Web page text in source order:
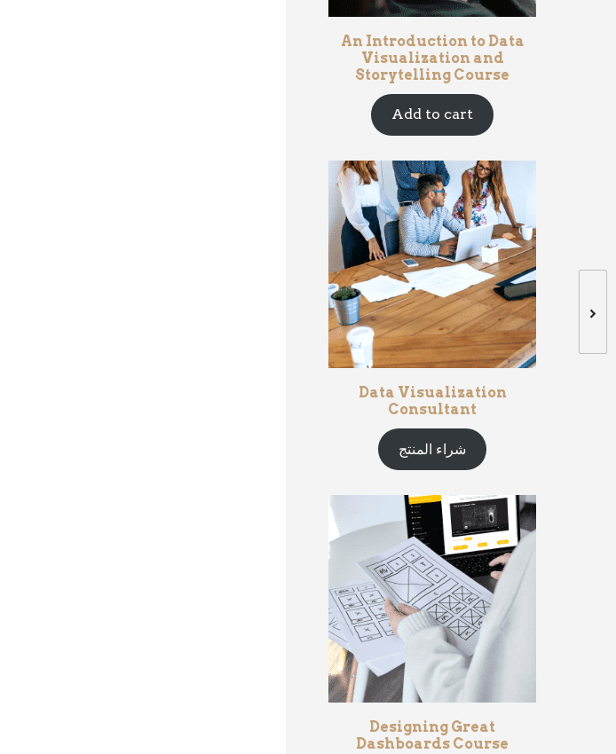
An Introduction to Data
Visualization and
Storytelling Course
Add to cart
Data Visualization
Consultant
شراء المنتج
Designing Great
Dashboards Course